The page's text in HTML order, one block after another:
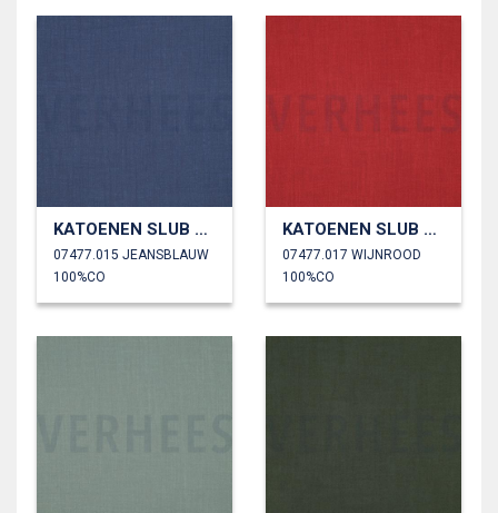
KATOENEN SLUB GEWASSEN
07477.015 JEANSBLAUW
100%CO
KATOENEN SLUB GEWASSEN
07477.017 WIJNROOD
100%CO